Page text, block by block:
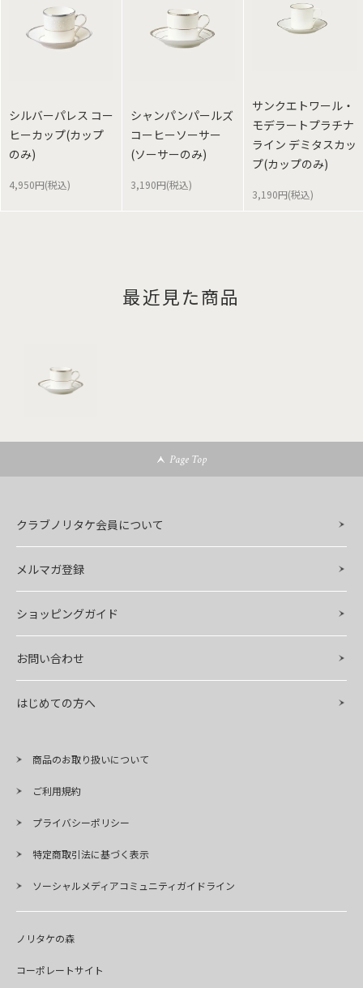
シルバーパレス コー
ヒーカップ(カップ
のみ)
4,950円(税込)
シャンパンパールズ
コーヒーソーサー
(ソーサーのみ)
3,190円(税込)
サンクエトワール・
モデラートプラチナ
ライン デミタスカッ
プ(カップのみ)
3,190円(税込)
最近見た商品
Page Top
クラブノリタケ会員について
メルマガ登録
ショッピングガイド
お問い合わせ
はじめての方へ
商品のお取り扱いについて
ご利用規約
プライバシーポリシー
特定商取引法に基づく表示
ソーシャルメディアコミュニティガイドライン
ノリタケの森
コーポレートサイト